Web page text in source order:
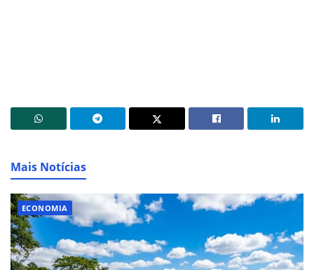
Mais Notícias
ECONOMIA